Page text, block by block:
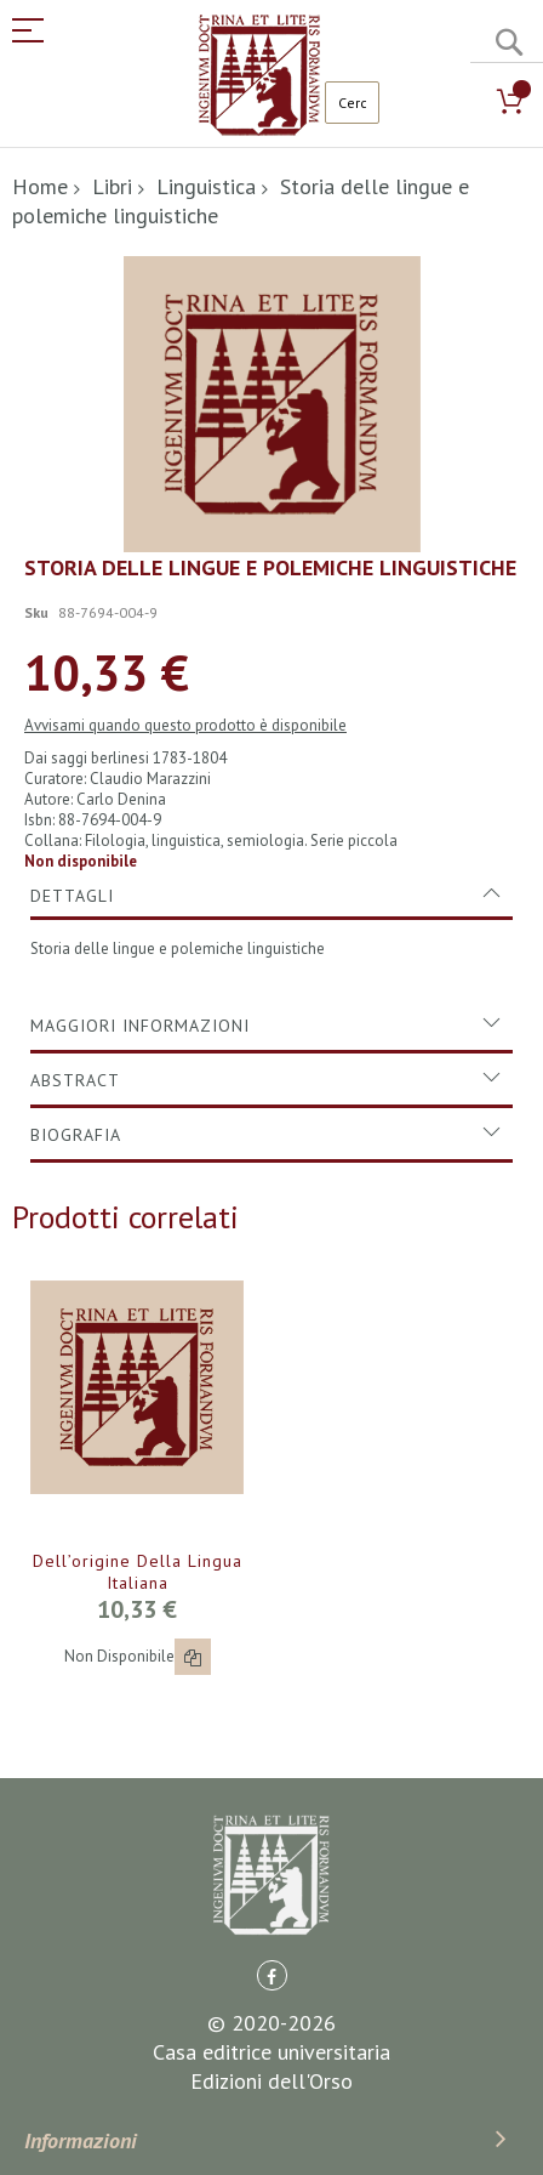
al
contenuto
Home Libri Linguistica
Storia delle lingue e
polemiche linguistiche
Vai
all'inizio
galleria
immagini
STORIA DELLE LINGUE E POLEMICHE LINGUISTICHE
Sku 88-7694-004-9
10,33 €
Avvisami quando questo prodotto è disponibile
Dai saggi berlinesi 1783-1804
Curatore: Claudio Marazzini
Autore: Carlo Denina
Isbn: 88-7694-004-9
Collana: Filologia, linguistica, semiologia. Serie piccola
Non disponibile
DETTAGLI
Storia delle lingue e polemiche linguistiche
MAGGIORI INFORMAZIONI
ABSTRACT
BIOGRAFIA
Prodotti correlati
Dell’origine Della Lingua
Italiana
10,33 €
Non Disponibile
© 2020-2026
Casa editrice universitaria
Edizioni dell'Orso
Informazioni